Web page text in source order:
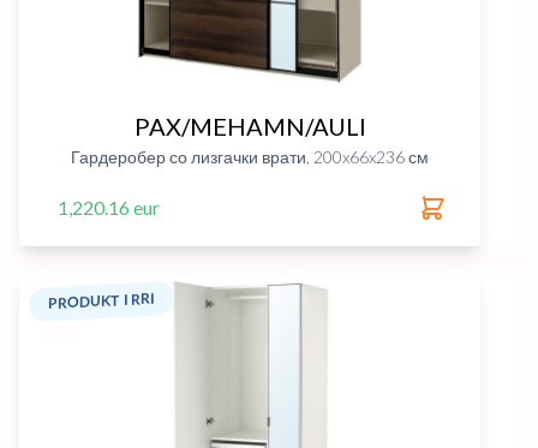
PAX/MEHAMN/AULI
Гардеробер со лизгачки врати, 200x66x236 см
1,220.16 eur
PRODUKT I RRI